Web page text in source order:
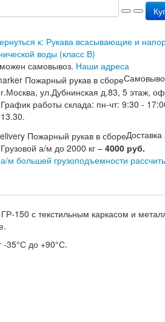
к: Рукава всасывающие и
воды (класс В)
самовывоз. Наши адреса
г.Москва, ул.Дубнинская д.83, 5 этаж,
График работы склада: пн-чт: 9:30 -
13.30.
Грузовой а/м до 2000 кг – 4000 руб.
а/м большей грузоподъемности
150 с текстильным каркасом и
-35°С до +90°С.